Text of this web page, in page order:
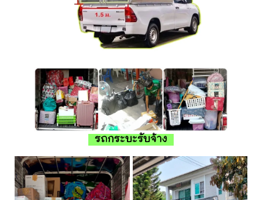
รถกระบะรับจ้าง